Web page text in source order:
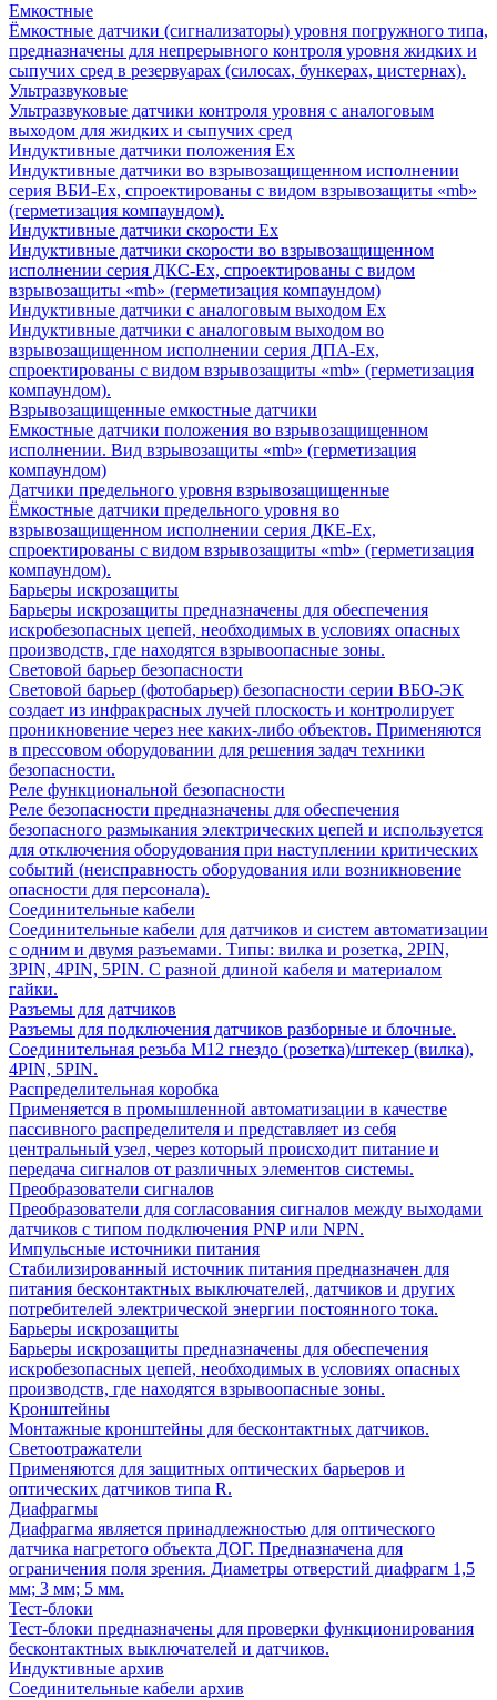
Емкостные
Ёмкостные датчики (сигнализаторы) уровня погружного типа,
предназначены для непрерывного контроля уровня жидких и
сыпучих сред в резервуарах (силосах, бункерах, цистернах).
Ультразвуковые
Ультразвуковые датчики контроля уровня с аналоговым
выходом для жидких и сыпучих сред
Индуктивные датчики положения Ех
Индуктивные датчики во взрывозащищенном исполнении
серия ВБИ-Ех, спроектированы с видом взрывозащиты «mb»
(герметизация компаундом).
Индуктивные датчики скорости Ех
Индуктивные датчики скорости во взрывозащищенном
исполнении серия ДКС-Ех, спроектированы с видом
взрывозащиты «mb» (герметизация компаундом)
Индуктивные датчики с аналоговым выходом Ех
Индуктивные датчики с аналоговым выходом во
взрывозащищенном исполнении серия ДПА-Ех,
спроектированы с видом взрывозащиты «mb» (герметизация
компаундом).
Взрывозащищенные емкостные датчики
Емкостные датчики положения во взрывозащищенном
исполнении. Вид взрывозащиты «mb» (герметизация
компаундом)
Датчики предельного уровня взрывозащищенные
Ёмкостные датчики предельного уровня во
взрывозащищенном исполнении серия ДКЕ-Ех,
спроектированы с видом взрывозащиты «mb» (герметизация
компаундом).
Барьеры искрозащиты
Барьеры искрозащиты предназначены для обеспечения
искробезопасных цепей, необходимых в условиях опасных
производств, где находятся взрывоопасные зоны.
Световой барьер безопасности
Световой барьер (фотобарьер) безопасности серии ВБО-ЭК
создает из инфракрасных лучей плоскость и контролирует
проникновение через нее каких-либо объектов. Применяются
в прессовом оборудовании для решения задач техники
безопасности.
Реле функциональной безопасности
Реле безопасности предназначены для обеспечения
безопасного размыкания электрических цепей и используется
для отключения оборудования при наступлении критических
событий (неисправность оборудования или возникновение
опасности для персонала).
Соединительные кабели
Соединительные кабели для датчиков и систем автоматизации
с одним и двумя разъемами. Типы: вилка и розетка, 2PIN,
3PIN, 4PIN, 5PIN. С разной длиной кабеля и материалом
гайки.
Разъемы для датчиков
Разъемы для подключения датчиков разборные и блочные.
Соединительная резьба М12 гнездо (розетка)/штекер (вилка),
4PIN, 5PIN.
Распределительная коробка
Применяется в промышленной автоматизации в качестве
пассивного распределителя и представляет из себя
центральный узел, через который происходит питание и
передача сигналов от различных элементов системы.
Преобразователи сигналов
Преобразователи для согласования сигналов между выходами
датчиков с типом подключения PNP или NPN.
Импульсные источники питания
Стабилизированный источник питания предназначен для
питания бесконтактных выключателей, датчиков и других
потребителей электрической энергии постоянного тока.
Барьеры искрозащиты
Барьеры искрозащиты предназначены для обеспечения
искробезопасных цепей, необходимых в условиях опасных
производств, где находятся взрывоопасные зоны.
Кронштейны
Монтажные кронштейны для бесконтактных датчиков.
Светоотражатели
Применяются для защитных оптических барьеров и
оптических датчиков типа R.
Диафрагмы
Диафрагма является принадлежностью для оптического
датчика нагретого объекта ДОГ. Предназначена для
ограничения поля зрения. Диаметры отверстий диафрагм 1,5
мм; 3 мм; 5 мм.
Тест-блоки
Тест-блоки предназначены для проверки функционирования
бесконтактных выключателей и датчиков.
Индуктивные архив
Соединительные кабели архив